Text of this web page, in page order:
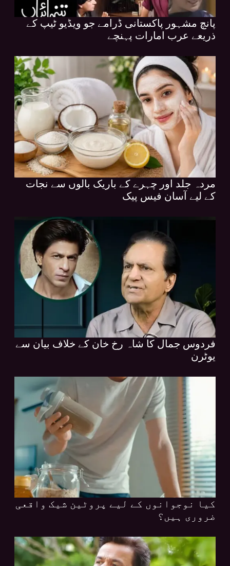
پانچ مشہور پاکستانی ڈرامے جو ویڈیو ٹیپ کے
ذریعے عرب امارات پہنچے
مردہ جلد اور چہرے کے باریک بالوں سے نجات
کے لیے آسان فیس پیک
فردوس جمال کا شاہ رخ خان کے خلاف بیان سے
یوٹرن
کیا نوجوانوں کے لیے پروٹین شیک واقعی
ضروری ہیں؟